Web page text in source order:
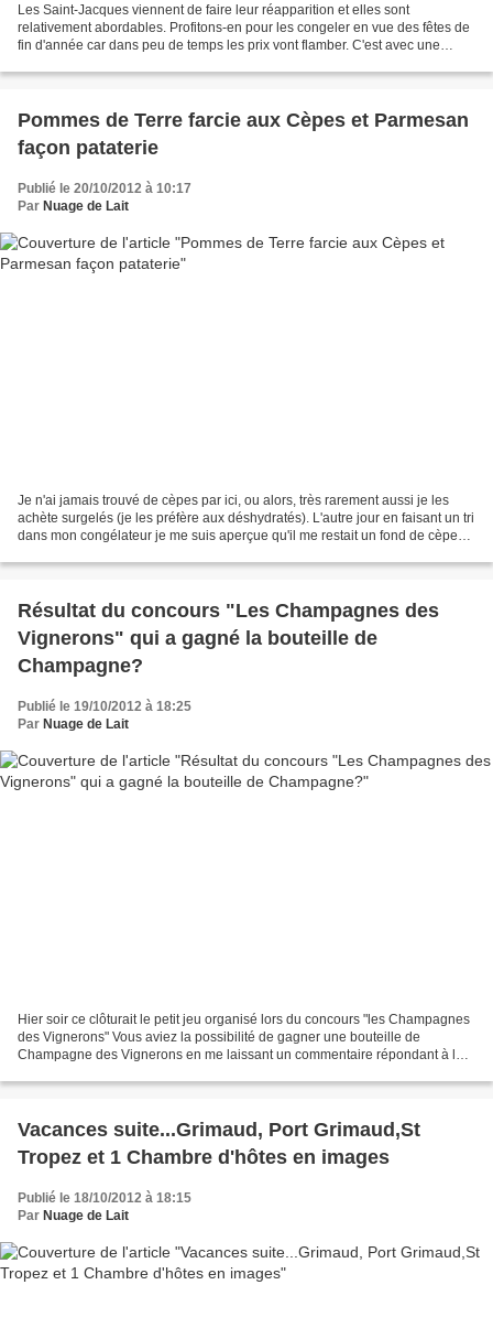
Les Saint-Jacques viennent de faire leur réapparition et elles sont
relativement abordables. Profitons-en pour les congeler en vue des fêtes de
fin d'année car dans peu de temps les prix vont flamber. C'est avec une
Pommes de Terre farcie aux Cèpes et Parmesan
façon pataterie
Publié le 20/10/2012 à 10:17
Par Nuage de Lait
Je n'ai jamais trouvé de cèpes par ici, ou alors, très rarement aussi je les
achète surgelés (je les préfère aux déshydratés). L'autre jour en faisant un tri
dans mon congélateur je me suis aperçue qu'il me restait un fond de cèpes
Résultat du concours "Les Champagnes des
Vignerons" qui a gagné la bouteille de
Champagne?
Publié le 19/10/2012 à 18:25
Par Nuage de Lait
Hier soir ce clôturait le petit jeu organisé lors du concours "les Champagnes
des Vignerons" Vous aviez la possibilité de gagner une bouteille de
Champagne des Vignerons en me laissant un commentaire répondant à la
Vacances suite...Grimaud, Port Grimaud,St
Tropez et 1 Chambre d'hôtes en images
Publié le 18/10/2012 à 18:15
Par Nuage de Lait